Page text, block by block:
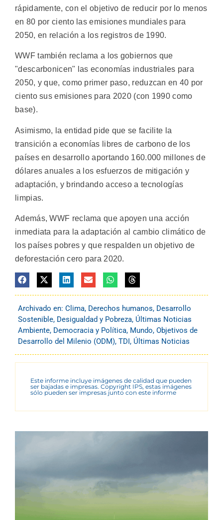
rápidamente, con el objetivo de reducir por lo menos
en 80 por ciento las emisiones mundiales para
2050, en relación a los registros de 1990.
WWF también reclama a los gobiernos que
"descarbonicen" las economías industriales para
2050, y que, como primer paso, reduzcan en 40 por
ciento sus emisiones para 2020 (con 1990 como
base).
Asimismo, la entidad pide que se facilite la
transición a economías libres de carbono de los
países en desarrollo aportando 160.000 millones de
dólares anuales a los esfuerzos de mitigación y
adaptación, y brindando acceso a tecnologías
limpias.
Además, WWF reclama que apoyen una acción
inmediata para la adaptación al cambio climático de
los países pobres y que respalden un objetivo de
deforestación cero para 2020.
Archivado en: Clima, Derechos humanos, Desarrollo
Sostenible, Desigualdad y Pobreza, Últimas Noticias
Ambiente, Democracia y Política, Mundo, Objetivos de
Desarrollo del Milenio (ODM), TDI, Últimas Noticias
Este informe incluye imágenes de calidad que pueden
ser bajadas e impresas. Copyright IPS, estas imágenes
sólo pueden ser impresas junto con este informe